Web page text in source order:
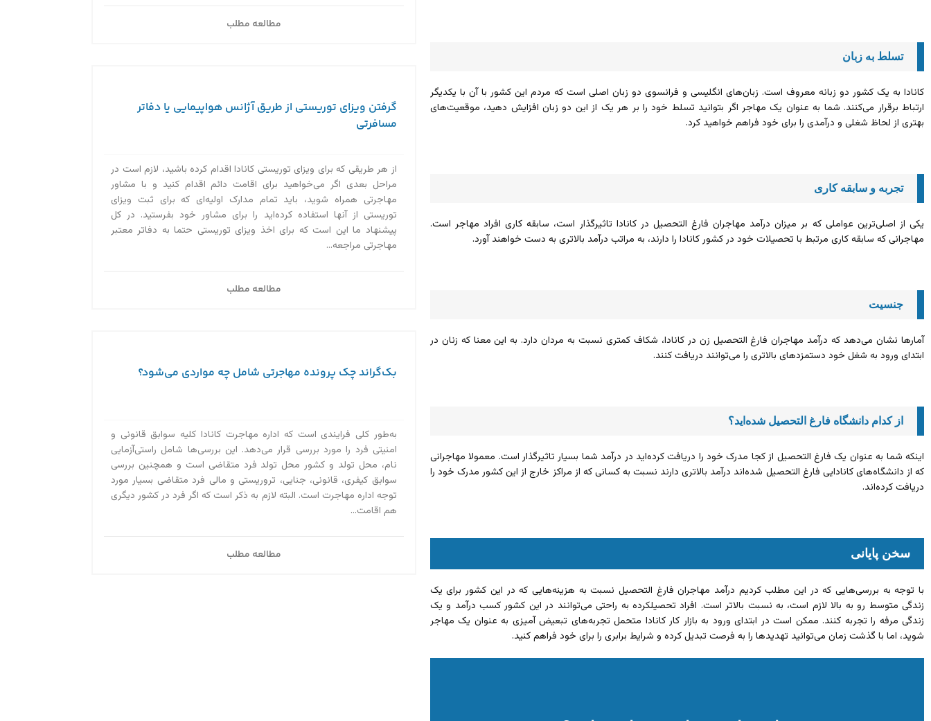
تسلط به زبان
کانادا به یک کشور دو زبانه معروف است. زبان‌های انگلیسی و فرانسوی دو زبان اصلی است که مردم این کشور با آن با یکدیگر
ارتباط برقرار می‌کنند. شما به عنوان یک مهاجر اگر بتوانید تسلط خود را بر هر یک از این دو زبان افزایش دهید، موقعیت‌های
بهتری از لحاظ شغلی و درآمدی را برای خود فراهم خواهید کرد.
تجربه و سابقه کاری
یکی از اصلی‌ترین عواملی که بر میزان درآمد مهاجران فارغ التحصیل در کانادا تاثیرگذار است، سابقه کاری افراد مهاجر است.
مهاجرانی که سابقه کاری مرتبط با تحصیلات خود در کشور کانادا را دارند، به مراتب درآمد بالاتری به دست خواهند آورد.
جنسیت
آمارها نشان می‌دهد که درآمد مهاجران فارغ التحصیل زن در کانادا، شکاف کمتری نسبت به مردان دارد. به این معنا که زنان در
ابتدای ورود به شغل خود دستمزدهای بالاتری را می‌توانند دریافت کنند.
از کدام دانشگاه فارغ التحصیل شده‌اید؟
اینکه شما به عنوان یک فارغ التحصیل از کجا مدرک خود را دریافت کرده‌اید در درآمد شما بسیار تاثیرگذار است. معمولا مهاجرانی
که از دانشگاه‌های کانادایی فارغ التحصیل شده‌اند درآمد بالاتری دارند نسبت به کسانی که از مراکز خارج از این کشور مدرک خود را
دریافت کرده‌اند.
سخن پایانی
با توجه به بررسی‌هایی که در این مطلب کردیم درآمد مهاجران فارغ التحصیل نسبت به هزینه‌هایی که در این کشور برای یک
زندگی متوسط رو به بالا لازم است، به نسبت بالاتر است. افراد تحصیلکرده به راحتی می‌توانند در این کشور کسب درآمد و یک
زندگی مرفه را تجربه کنند. ممکن است در ابتدای ورود به بازار کار کانادا متحمل تجربه‌های تبعیض آمیزی به عنوان یک مهاجر
شوید، اما با گذشت زمان می‌توانید تهدیدها را به فرصت تبدیل کرده و شرایط برابری را برای خود فراهم کنید.
مطالعه مطلب
گرفتن ویزای توریستی از طریق آژانس هواپیمایی یا دفاتر
مسافرتی
از هر طریقی که برای ویزای توریستی کانادا اقدام کرده باشید، لازم است در
مراحل بعدی اگر می‌خواهید برای اقامت دائم اقدام کنید و با مشاور
مهاجرتی همراه شوید، باید تمام مدارک اولیه‌ای که برای ثبت ویزای
توریستی از آنها استفاده کرده‌اید را برای مشاور خود بفرستید. در کل
پیشنهاد ما این است که برای اخذ ویزای توریستی حتما به دفاتر معتبر
مهاجرتی مراجعه...
مطالعه مطلب
بک‌گراند چک پرونده مهاجرتی شامل چه مواردی می‌شود؟
به‌طور کلی فرایندی است که اداره مهاجرت کانادا کلیه سوابق قانونی و
امنیتی فرد را مورد بررسی قرار می‌دهد. این بررسی‌ها شامل راستی‌آزمایی
نام، محل تولد و کشور محل تولد فرد متقاضی است و همچنین بررسی
سوابق کیفری، قانونی، جنایی، تروریستی و مالی فرد متقاضی بسیار مورد
توجه اداره مهاجرت است. البته لازم به ذکر است که اگر فرد در کشور دیگری
هم اقامت...
مطالعه مطلب